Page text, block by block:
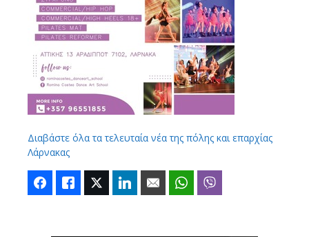
Διαβάστε όλα τα τελευταία νέα της πόλης και επαρχίας
Λάρνακας
FacebookLike Twitter LinkedIn Email WhatsApp